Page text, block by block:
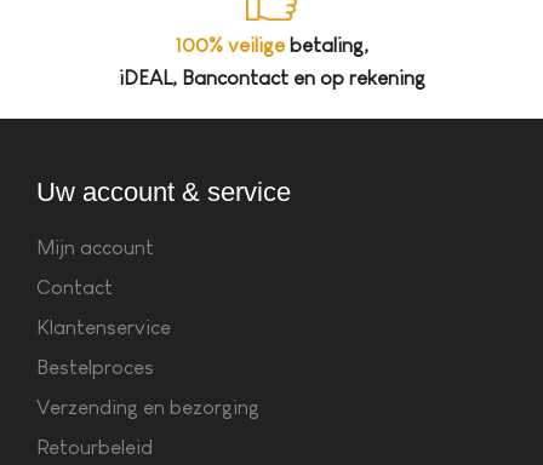
100% veiligebetaling,
iDEAL, Bancontact en op rekening
Uw account & service
Mijn account
Contact
Klantenservice
Bestelproces
Verzending en bezorging
Retourbeleid